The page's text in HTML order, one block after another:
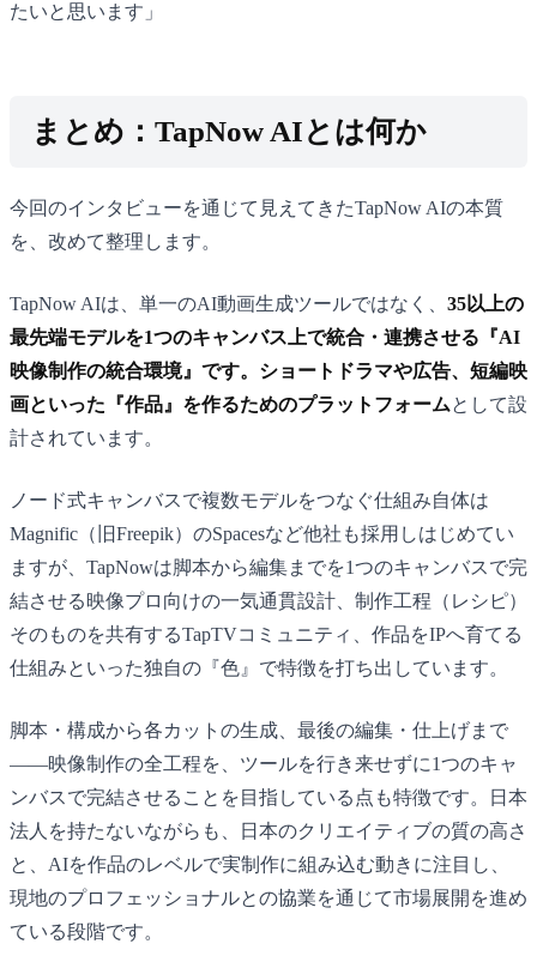
たいと思います」
まとめ：TapNow AIとは何か
今回のインタビューを通じて見えてきたTapNow AIの本質
を、改めて整理します。
TapNow AIは、単一のAI動画生成ツールではなく、 35以上の
最先端モデルを1つのキャンバス上で統合・連携させる『AI
映像制作の統合環境』です。ショートドラマや広告、短編映
画といった『作品』を作るためのプラットフォームとして設
計されています。
ノード式キャンバスで複数モデルをつなぐ仕組み自体は
Magnific（旧Freepik）のSpacesなど他社も採用しはじめてい
ますが、TapNowは脚本から編集までを1つのキャンバスで完
結させる映像プロ向けの一気通貫設計、制作工程（レシピ）
そのものを共有するTapTVコミュニティ、作品をIPへ育てる
仕組みといった独自の『色』で特徴を打ち出しています。
脚本・構成から各カットの生成、最後の編集・仕上げまで
——映像制作の全工程を、ツールを行き来せずに1つのキャ
ンバスで完結させることを目指している点も特徴です。日本
法人を持たないながらも、日本のクリエイティブの質の高さ
と、AIを作品のレベルで実制作に組み込む動きに注目し、
現地のプロフェッショナルとの協業を通じて市場展開を進め
ている段階です。